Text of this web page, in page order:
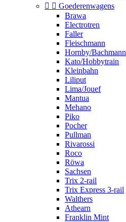
  Goederenwagens
Brawa
Electrotren
Faller
Fleischmann
Hornby/Bachmann
Kato/Hobbytrain
Kleinbahn
Liliput
Lima/Jouef
Mantua
Mehano
Piko
Pocher
Pullman
Rivarossi
Roco
Röwa
Sachsen
Trix 2-rail
Trix Express 3-rail
Walthers
Athearn
Franklin Mint